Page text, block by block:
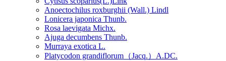
Anoectochilus roxburghii (Wall.) Lindl
Lonicera japonica Thunb.
Rosa laevigata Michx.
Ajuga decumbens Thunb.
Murraya exotica L.
Platycodon grandiflorum（Jacq.）A.DC.